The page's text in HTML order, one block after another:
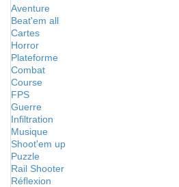
Aventure
Beat'em all
Cartes
Horror
Plateforme
Combat
Course
FPS
Guerre
Infiltration
Musique
Shoot'em up
Puzzle
Rail Shooter
Réflexion